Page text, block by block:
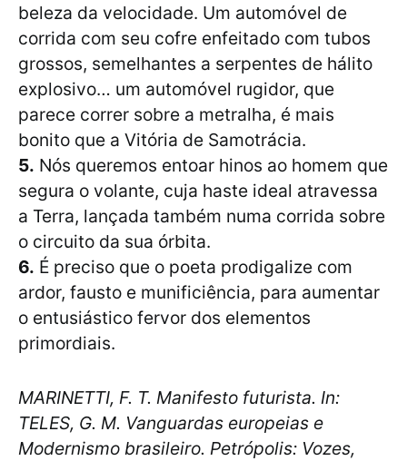
beleza da velocidade. Um automóvel de
corrida com seu cofre enfeitado com tubos
grossos, semelhantes a serpentes de hálito
explosivo… um automóvel rugidor, que
parece correr sobre a metralha, é mais
bonito que a Vitória de Samotrácia.
5. Nós queremos entoar hinos ao homem que
segura o volante, cuja haste ideal atravessa
a Terra, lançada também numa corrida sobre
o circuito da sua órbita.
6. É preciso que o poeta prodigalize com
ardor, fausto e munificiência, para aumentar
o entusiástico fervor dos elementos
primordiais.
MARINETTI, F. T. Manifesto futurista. In:
TELES, G. M. Vanguardas europeias e
Modernismo brasileiro. Petrópolis: Vozes,